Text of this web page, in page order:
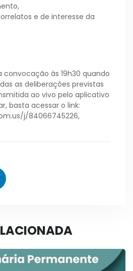
e de interesse da
convocação às 19h30 quando
as deliberações previstas
ao vivo pelo aplicativo
basta acessar o link:
j/84066745226,